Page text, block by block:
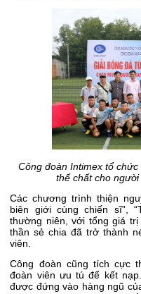
Công đoàn Intimex tổ
thể chất cho người
Các chương trình thiện
biên giới cùng chiến sĩ”,
thường niên, với tổng giá
thần sẻ chia đã trở thành
viên.
Công đoàn cũng tích cực
đoàn viên ưu tú để kết
được đứng vào hàng ngũ